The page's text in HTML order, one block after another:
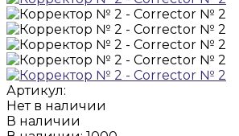
Артикул:
Нет в наличии
В наличии